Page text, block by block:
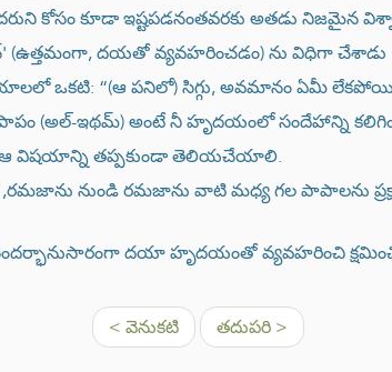
కోసం కూడా ఇష్టపడనంతవరకు అతడు నిజమైన
దయతో వ్యవహరించడం) ను విధిగా చేశాడు
ఒకటి: “(ఆ పనిలో) సిగ్గు, అవమానం ఏమీ
(అల్-ఇథమ్) అంటే నీ హృదయంలో సందేహాన్ని
ఆ విషయాన్ని తప్పకుండా తెలియచేయాలి.
నుండి రమజాను వాటి మధ్య గల పాపాలను
దయా హృదయంతో వ్యవహరించి క్షమించిన
< వెనుకటి తదుపరి >